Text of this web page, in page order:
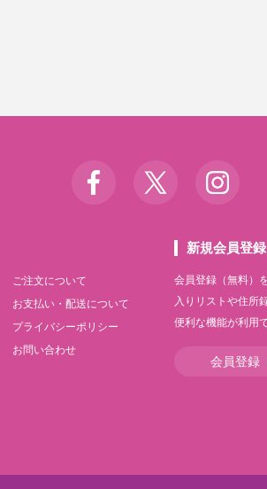
ご注文について
お支払い・配送について
プライバシーポリシー
お問い合わせ
新規会員登録
会員登録（無料）
入りリストや住所
便利な機能が利用
会員登録